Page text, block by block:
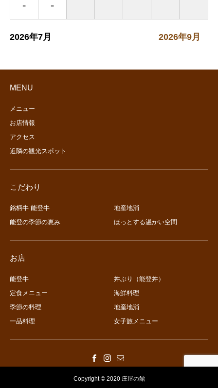
- -
2026年7月 2026年9月
MENU
メニュー
お店情報
アクセス
近隣の観光スポット
こだわり
銘柄牛 能登牛
地産地消
能登の季節の恵み
ほっとする温かい空間
お店
能登牛
丼ぶり（能登丼）
定食メニュー
海鮮料理
季節の料理
地産地消
一品料理
女子旅メニュー
Copyright © 2020 庄屋の館